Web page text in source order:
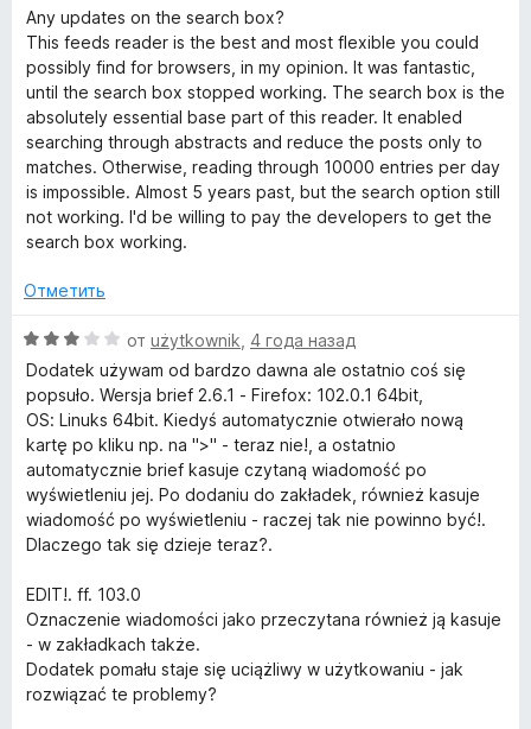
5
3
и
з
5
е
н
е
н
о
н
а
5
и
з
Any updates on the search box?
This feeds reader is the best and most flexible you could
possibly find for browsers, in my opinion. It was fantastic,
until the search box stopped working. The search box is the
absolutely essential base part of this reader. It enabled
searching through abstracts and reduce the posts only to
matches. Otherwise, reading through 10000 entries per day
is impossible. Almost 5 years past, but the search option still
not working. I'd be willing to pay the developers to get the
search box working.
Отметить
О
ц
е
н
е
н
о
н
а
и
з
от użytkownik 4 года назад
Dodatek używam od bardzo dawna ale ostatnio coś się
popsuło. Wersja brief 2.6.1 - Firefox: 102.0.1 64bit,
OS: Linuks 64bit. Kiedyś automatycznie otwierało nową
kartę po kliku np. na ">" - teraz nie!, a ostatnio
automatycznie brief kasuje czytaną wiadomość po
wyświetleniu jej. Po dodaniu do zakładek, również kasuje
wiadomość po wyświetleniu - raczej tak nie powinno być!.
Dlaczego tak się dzieje teraz?.
EDIT!. ff. 103.0
Oznaczenie wiadomości jako przeczytana również ją kasuje
- w zakładkach także.
Dodatek pomału staje się uciążliwy w użytkowaniu - jak
rozwiązać te problemy?